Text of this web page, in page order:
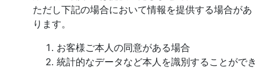
ただし下記の場合において情報を提供する場合があ
ります。
お客様ご本人の同意がある場合
統計的なデータなど本人を識別することができ